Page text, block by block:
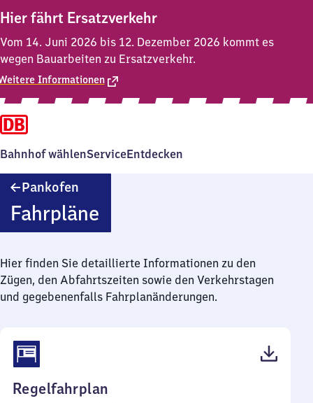
Hier fährt Ersatzverkehr
Vom 14. Juni 2026 bis 12. Dezember 2026 kommt es
wegen Bauarbeiten zu Ersatzverkehr.
Informationen
Bahnhof wählenServiceEntdecken
Pankofen
Fahrpläne
Hier finden Sie detaillierte Informationen zu den
Zügen, den Abfahrtszeiten sowie den Verkehrstagen
und gegebenenfalls Fahrplanänderungen.
Regelfahrplan